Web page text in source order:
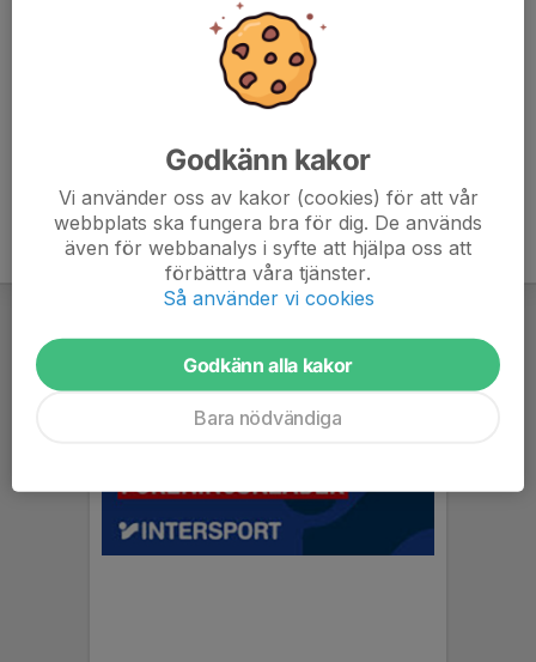
! Du hittar också kontaktuppgifter till ansvarig
ledare för respektive träningsgrupp!
Godkänn kakor
Vi använder oss av kakor (cookies) för att vår
webbplats ska fungera bra för dig. De används
även för webbanalys i syfte att hjälpa oss att
förbättra våra tjänster.
Så använder vi cookies
Godkänn alla kakor
Bara nödvändiga